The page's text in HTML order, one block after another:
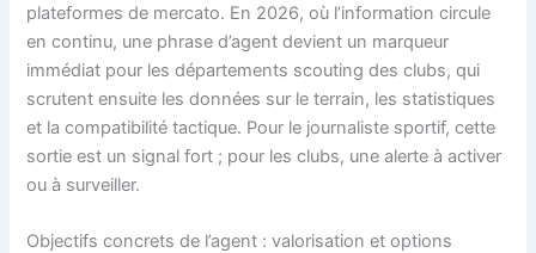
plateformes de mercato. En 2026, où l’information circule
en continu, une phrase d’agent devient un marqueur
immédiat pour les départements scouting des clubs, qui
scrutent ensuite les données sur le terrain, les statistiques
et la compatibilité tactique. Pour le journaliste sportif, cette
sortie est un signal fort ; pour les clubs, une alerte à activer
ou à surveiller.
Objectifs concrets de l’agent : valorisation et options